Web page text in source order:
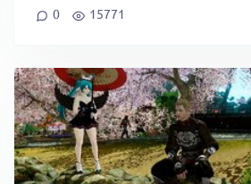
0 15771